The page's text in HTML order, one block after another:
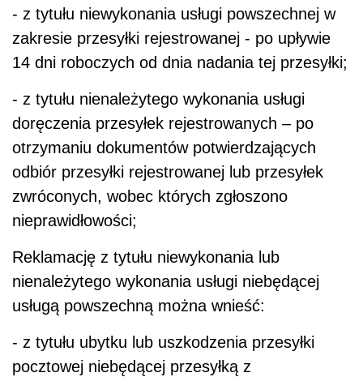
- z tytułu niewykonania usługi powszechnej w
zakresie przesyłki rejestrowanej - po upływie
14 dni roboczych od dnia nadania tej przesyłki;
- z tytułu nienależytego wykonania usługi
doręczenia przesyłek rejestrowanych – po
otrzymaniu dokumentów potwierdzających
odbiór przesyłki rejestrowanej lub przesyłek
zwróconych, wobec których zgłoszono
nieprawidłowości;
Reklamację z tytułu niewykonania lub
nienależytego wykonania usługi niebędącej
usługą powszechną można wnieść:
- z tytułu ubytku lub uszkodzenia przesyłki
pocztowej niebędącej przesyłką z